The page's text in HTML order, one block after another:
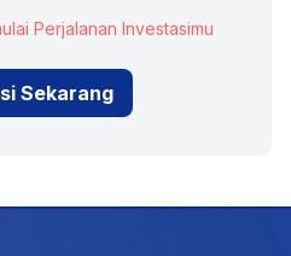
Perjalanan Investasimu
Sekarang